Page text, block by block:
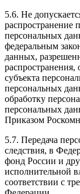
5.6. Не
распространение
персональных
федеральным
данных,
распространения,
субъекта
персональных
обработку
персональных
Приказом
5.7. Передача
следствия, в
фонд России и
исполнительной
соответствии с